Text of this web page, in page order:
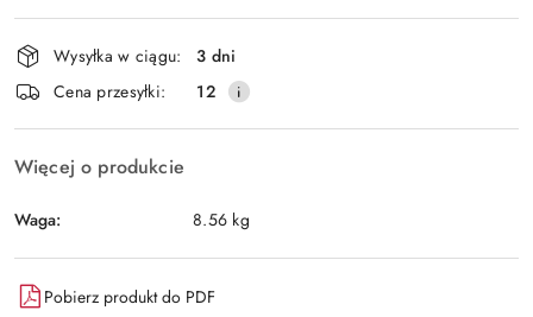
Wyślij
Dostępność
i
dostawa
Wysyłka w ciągu:
3 dni
Cena przesyłki:
12
Więcej o produkcie
Waga: 8.56 kg
Pobierz produkt do PDF